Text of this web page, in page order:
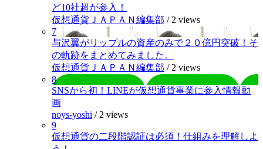
ど10社超が参入！
仮想通貨ＪＡＰＡＮ編集部 / 2 views
7
与沢翼がリップルの資産のみで２０億円突破！そ
の軌跡をまとめてみました。
仮想通貨ＪＡＰＡＮ編集部 / 2 views
8
SNSから初！LINEが仮想通貨事業に参入情報動
画
noys-yoshi / 2 views
9
仮想通貨の二段階認証は必須！仕組みを理解しよ